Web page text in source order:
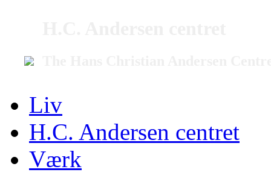
Liv
H.C. Andersen centret
Værk